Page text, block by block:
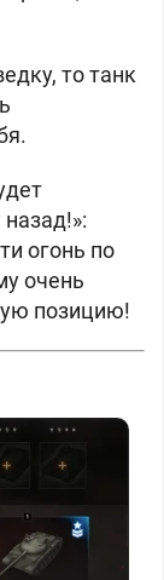
то танк
огонь по
очень
позицию!